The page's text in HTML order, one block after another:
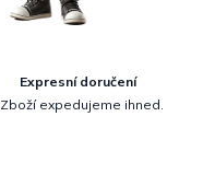
Expresní doručení
Zboží expedujeme ihned.